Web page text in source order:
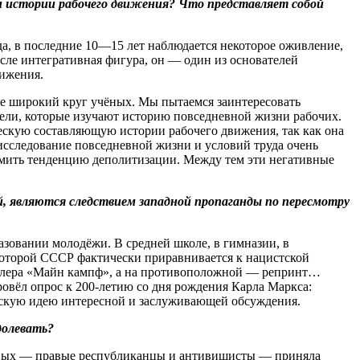
рабочего движения? Что представляет собой
последние 10—15 лет наблюдается некоторое оживление,
интегративная фигура, он — один из основателей
широкий круг учёных. Мы пытаемся заинтересовать
которые изучают историю повседневной жизни рабочих.
составляющую истории рабочего движения, так как она
повседневной жизни и условий труда очень
тенденцию деполитизации. Между тем эти негативные
следствием западной пропаганды по пересмотру
молодёжи. В средней школе, в гимназии, в
СССР фактически приравнивается к нацистской
«Майн кампф», а на противоположной — репринт…
опрос к 200-летию со дня рождения Карла Маркса:
идею интересной и заслуживающей обсуждения.
— правые республиканцы и антивишисты — приняла